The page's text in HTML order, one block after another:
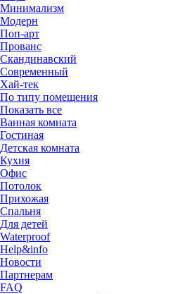
Минимализм
Модерн
Поп-арт
Прованс
Скандинавский
Современный
Хай-тек
По типу помещения
Показать все
Ванная комната
Гостиная
Детская комната
Кухня
Офис
Потолок
Прихожая
Спальня
Для детей
Waterproof
Help&info
Новости
Партнерам
FAQ